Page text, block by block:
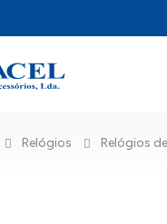
Relógios Relógios